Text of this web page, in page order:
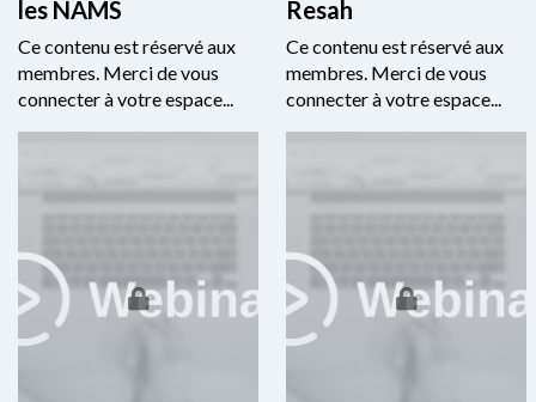
les NAMS
Ce contenu est réservé aux
membres. Merci de vous
connecter à votre espace...
Resah
Ce contenu est réservé aux
membres. Merci de vous
connecter à votre espace...